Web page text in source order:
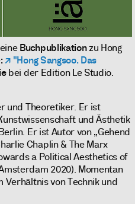
Buchpublikationzu Hong
"Hong Sangsoo. Das
bei der Edition Le Studio.
und Theoretiker. Er ist
und Ästhetik
Er ist Autor von „Gehend
Chaplin & The Marx
a Political Aesthetics of
2020). Momentan
von Technik und